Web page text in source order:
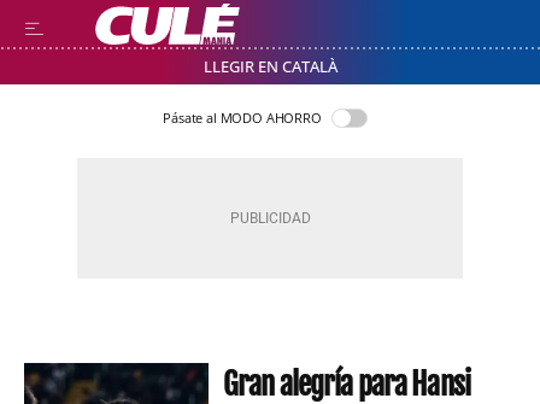
LLEGIR EN CATALÀ
Pásate al MODO AHORRO
Gran alegría para Hansi